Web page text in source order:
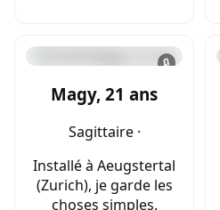
🔒
Magy, 21 ans
Sagittaire ·
Installé à Aeugstertal
(Zurich), je garde les
choses simples.